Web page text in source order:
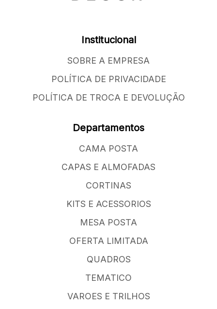
Institucional
SOBRE A EMPRESA
POLÍTICA DE PRIVACIDADE
POLÍTICA DE TROCA E DEVOLUÇÃO
Departamentos
CAMA POSTA
CAPAS E ALMOFADAS
CORTINAS
KITS E ACESSORIOS
MESA POSTA
OFERTA LIMITADA
QUADROS
TEMATICO
VAROES E TRILHOS